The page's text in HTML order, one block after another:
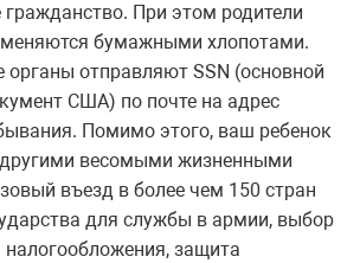
гражданство. При этом родители
бумажными хлопотами.
органы отправляют SSN (основной
США) по почте на адрес
Помимо этого, ваш ребенок
весомыми жизненными
въезд в более чем 150 стран
для службы в армии, выбор
защита